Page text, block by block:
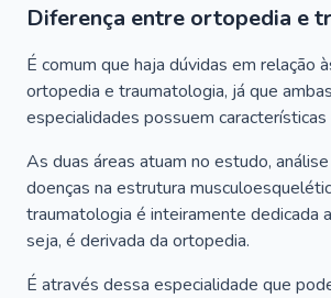
Diferença entre ortopedia e
É comum que haja dúvidas em relação
ortopedia e traumatologia, já que
especialidades possuem características
As duas áreas atuam no estudo,
doenças na estrutura
traumatologia é inteiramente dedicada
seja, é derivada da ortopedia.
É através dessa especialidade que